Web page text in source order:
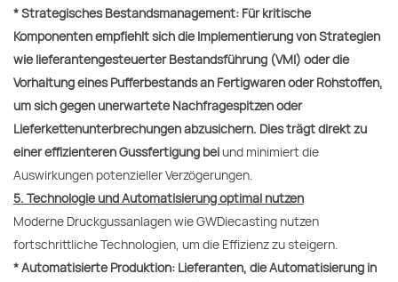
* Strategisches Bestandsmanagement: Für kritische
Komponenten empfiehlt sich die Implementierung von Strategien
wie lieferantengesteuerter Bestandsführung (VMI) oder die
Vorhaltung eines Pufferbestands an Fertigwaren oder Rohstoffen,
um sich gegen unerwartete Nachfragespitzen oder
Lieferkettenunterbrechungen abzusichern. Dies trägt direkt zu
einer effizienteren Gussfertigung beiund minimiert die
Auswirkungen potenzieller Verzögerungen.
5. Technologie und Automatisierung optimal nutzen
Moderne Druckgussanlagen wie GWDiecasting nutzen
fortschrittliche Technologien, um die Effizienz zu steigern.
*Automatisierte Produktion: Lieferanten, die Automatisierung in